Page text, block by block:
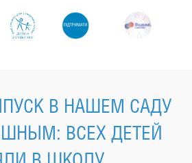
В НАШЕМ САДУ
ВСЕХ ДЕТЕЙ